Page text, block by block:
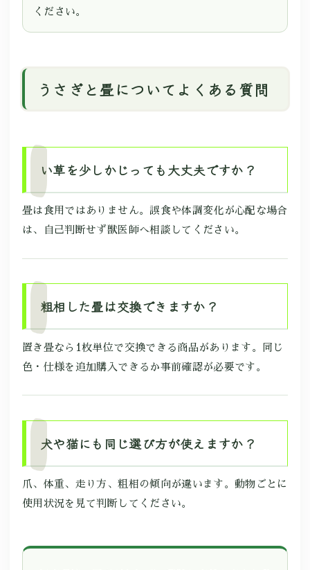
ください。
うさぎと畳についてよくある質問
い草を少しかじっても大丈夫ですか？
畳は食用ではありません。誤食や体調変化が心配な場合
は、自己判断せず獣医師へ相談してください。
粗相した畳は交換できますか？
置き畳なら1枚単位で交換できる商品があります。同じ
色・仕様を追加購入できるか事前確認が必要です。
犬や猫にも同じ選び方が使えますか？
爪、体重、走り方、粗相の傾向が違います。動物ごとに
使用状況を見て判断してください。